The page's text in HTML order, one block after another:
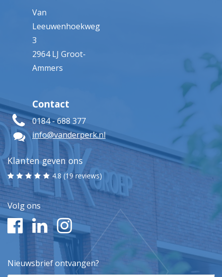
Van
Leeuwenhoekweg
3
2964 LJ Groot-
Ammers
Contact
0184 - 688 377
info@vanderperk.nl
Klanten geven ons
4.8 (19 reviews)
Volg ons
Nieuwsbrief ontvangen?